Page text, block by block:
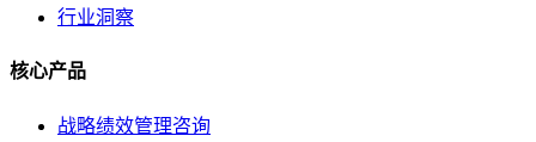
行业洞察
核心产品
战略绩效管理咨询